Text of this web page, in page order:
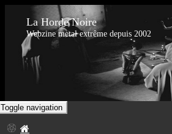
La Horde Noire
Webzine metal extrême depuis 2002
Toggle navigation